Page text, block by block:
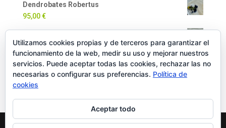
Dendrobates Robertus
95,00€
90,00€
Milpiés Gigante
35,00€
Utilizamos cookies propias y de terceros para garantizar el
funcionamiento de la web, medir su uso y mejorar nuestros
servicios. Puede aceptar todas las cookies, rechazar las no
necesarias o configurar sus preferencias. Política de
cookies
Aceptar todo